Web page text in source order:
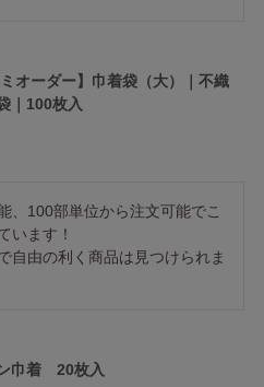
ミオーダー】巾着袋（大）｜不織
｜100枚入
、100部単位から注文可能でこ
います！
自由の利く商品は見つけられま
巾着 20枚入